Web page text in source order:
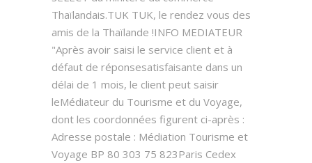
Thaïlandais.TUK TUK, le rendez vous des
amis de la Thaïlande !INFO MEDIATEUR
"Après avoir saisi le service client et à
défaut de réponsesatisfaisante dans un
délai de 1 mois, le client peut saisir
leMédiateur du Tourisme et du Voyage,
dont les coordonnées figurent ci-après :
Adresse postale : Médiation Tourisme et
Voyage BP 80 303 75 823Paris Cedex